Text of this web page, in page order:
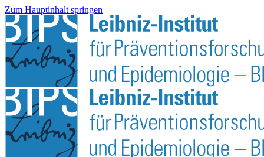
Zum Hauptinhalt springen